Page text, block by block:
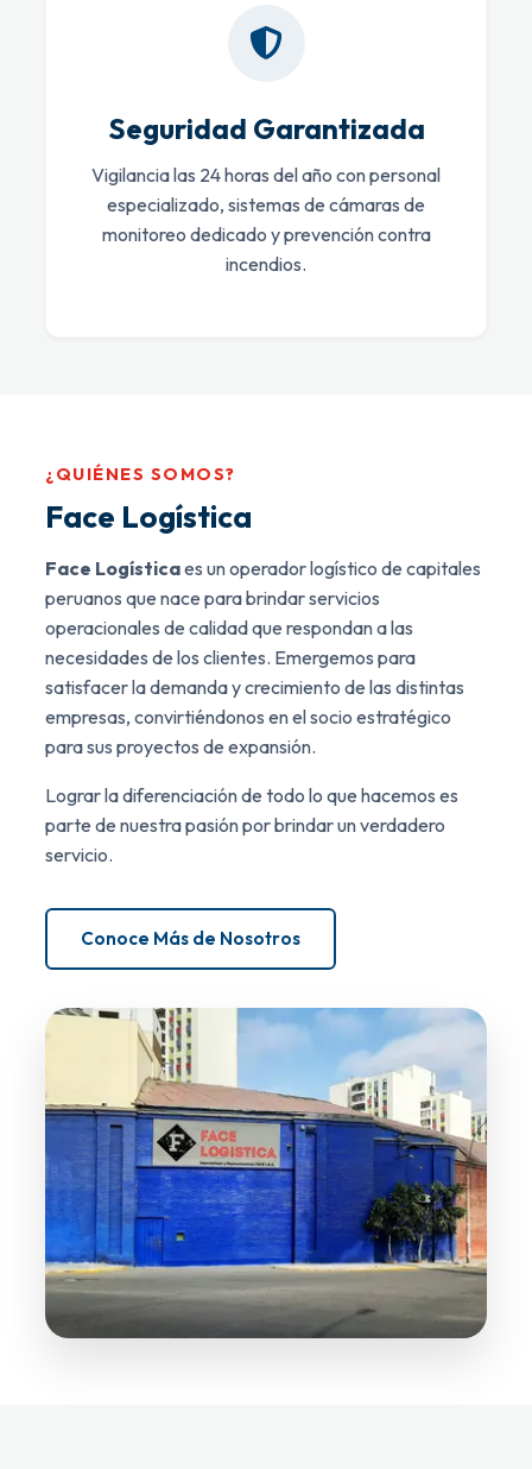
Seguridad Garantizada
Vigilancia las 24 horas del año con personal
especializado, sistemas de cámaras de
monitoreo dedicado y prevención contra
incendios.
¿QUIÉNES SOMOS?
Face Logística
Face Logísticaes un operador logístico de capitales
peruanos que nace para brindar servicios
operacionales de calidad que respondan a las
necesidades de los clientes. Emergemos para
satisfacer la demanda y crecimiento de las distintas
empresas, convirtiéndonos en el socio estratégico
para sus proyectos de expansión.
Lograr la diferenciación de todo lo que hacemos es
parte de nuestra pasión por brindar un verdadero
servicio.
Conoce Más de Nosotros